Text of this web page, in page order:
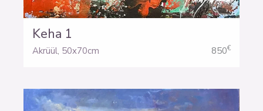
Keha 1
Akrüül, 50x70cm 850€